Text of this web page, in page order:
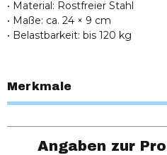
• Material: Rostfreier Stahl
• Maße: ca. 24 × 9 cm
• Belastbarkeit: bis 120 kg
Merkmale
Angaben zur